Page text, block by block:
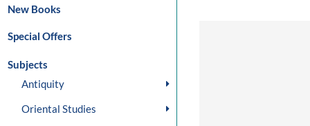
New Books
Special Offers
Subjects
Antiquity
Oriental Studies